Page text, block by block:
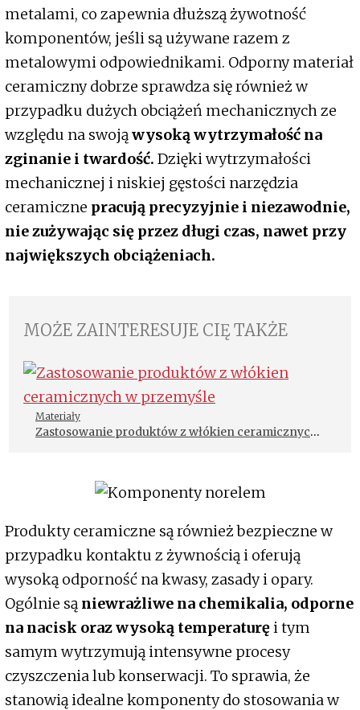
metalami, co zapewnia dłuższą żywotność
komponentów, jeśli są używane razem z
metalowymi odpowiednikami. Odporny materiał
ceramiczny dobrze sprawdza się również w
przypadku dużych obciążeń mechanicznych ze
względu na swojąwysoką wytrzymałość na
zginanie i twardość. Dzięki wytrzymałości
mechanicznej i niskiej gęstości narzędzia
ceramiczne pracują precyzyjnie i niezawodnie,
nie zużywając się przez długi czas, nawet przy
największych obciążeniach.
MOŻE ZAINTERESUJE CIĘ TAKŻE
Materiały
Zastosowanie produktów z włókien ceramicznych
Produkty ceramiczne są również bezpieczne w
przypadku kontaktu z żywnością i oferują
wysoką odporność na kwasy, zasady i opary.
Ogólnie są niewrażliwe na chemikalia, odporne
na nacisk oraz wysoką temperaturęi tym
samym wytrzymują intensywne procesy
czyszczenia lub konserwacji. To sprawia, że
stanowią idealne komponenty do stosowania w